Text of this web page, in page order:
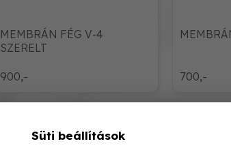
900,-
MEMBRÁN FÉG V-4
SZERELT
700,-
Süti beállítások